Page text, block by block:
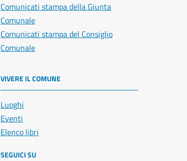
Comunicati stampa della Giunta
Comunale
Comunicati stampa del Consiglio
Comunale
VIVERE IL COMUNE
Luoghi
Eventi
Elenco libri
SEGUICI SU